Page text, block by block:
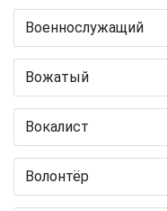
Военнослужащий
Вожатый
Вокалист
Волонтёр